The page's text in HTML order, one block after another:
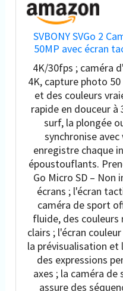
SVBONY SVGo 2
50MP avec écran
caméras de sport,
5x, avec
microphone
4K/30fps ; caméra
4K, capture photo
et des couleurs
rapide en douceur
surf, la plongée
synchronise
enregistre chaque
époustouflants.
Go Micro SD – Non
écrans ; l'écran
caméra de sport
fluide, des
clairs ; l'écran
la prévisualisation et
des expressions
axes ; la caméra de
assure des